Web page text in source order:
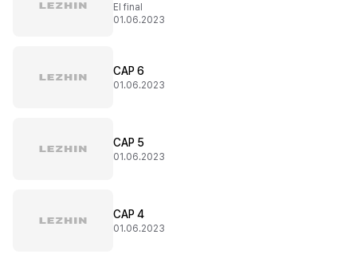
El final
01.06.2023
CAP 6
01.06.2023
CAP 5
01.06.2023
CAP 4
01.06.2023